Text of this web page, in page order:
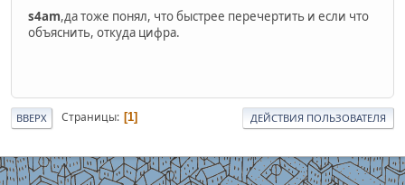
s4am,да тоже понял, что быстрее перечертить и если что
объяснить, откуда цифра.
ВВЕРХ Страницы 1 ДЕЙСТВИЯ ПОЛЬЗОВАТЕЛЯ